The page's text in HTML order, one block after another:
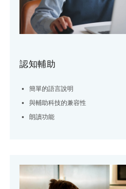
認知輔助
簡單的語言說明
與輔助科技的兼容性
朗讀功能